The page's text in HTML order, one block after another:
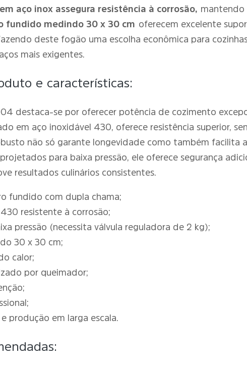
aço inox assegura resistência à corrosão, mantendo
fundido medindo 30 x 30 cm oferecem excelente
deste fogão uma escolha econômica para
mais exigentes.
e características:
destaca-se por oferecer potência de cozimento
em aço inoxidável 430, oferece resistência superior,
não só garante longevidade como também facilita
para baixa pressão, ele oferece segurança
resultados culinários consistentes.
fundido com dupla chama;
resistente à corrosão;
pressão (necessita válvula reguladora de 2 kg);
30 x 30 cm;
calor;
por queimador;
produção em larga escala.